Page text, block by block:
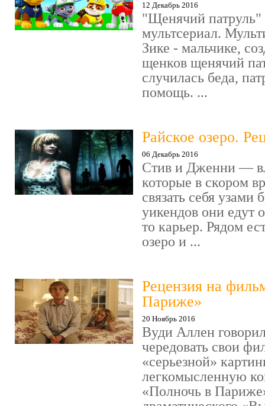
12 Декабрь 2016
"Щенячий патруль"
мультсериал.
Зике - мальчике,
щенков щенячий
случилась беда,
помощь. ...
Райское озеро.
06 Декабрь 2016
Стив и Дженни —
которые в скором
связать себя узами
уикендов они едут
то карьер. Рядом
озеро и ...
Рецензия на
Париже»
20 Ноябрь 2016
Вуди Аллен
чередовать свои
«серьезной»
легкомысленную
«Полночь в